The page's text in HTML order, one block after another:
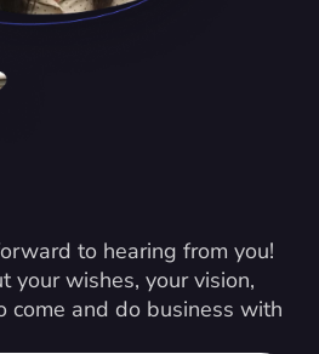
to hearing from you!
your wishes, your vision,
come and do business with